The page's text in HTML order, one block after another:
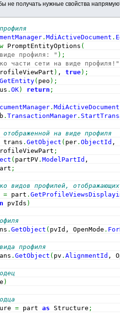
не получать нужные свойства
.MdiActiveDocument .
PromptEntityOptions (
профиля: " ) ;
части сети на виде профиля!"
) , true) ;
GetEntity( peo ) ;
.OK) return ;
.MdiActiveDocument
.TransactionManager .
на виде профиля
trans .GetObject ( per .ObjectId ,
;
( partPV .ModelPartId ,
;
видов профилей,
= part .
pvIds )
.GetObject ( pvId, OpenMode .
профиля
.GetObject ( pv .AlignmentId ,
)
= part as Structure ;